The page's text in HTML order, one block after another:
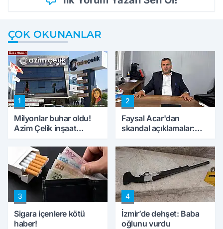
ÇOK OKUNANLAR
1
Milyonlar buhar oldu!
Azim Çelik inşaat
konuştu
2
Faysal Acar'dan
skandal açıklamalar:
peynircilerimizi de
kıskaca aldı, müdahale
ettik'
3
Sigara içenlere kötü
haber!
4
İzmir’de dehşet: Baba
oğlunu vurdu